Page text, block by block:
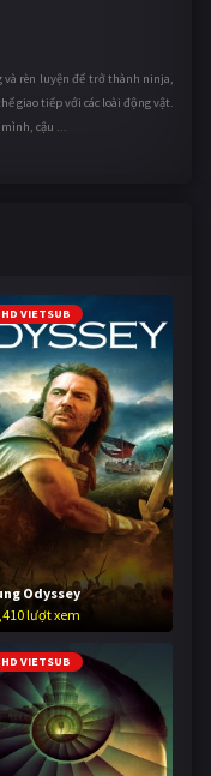
và rèn luyện để trở thành ninja,
giao tiếp với các loài động vật.
cậu ...
HD VIETSUB
Odyssey
lượt xem
HD VIETSUB